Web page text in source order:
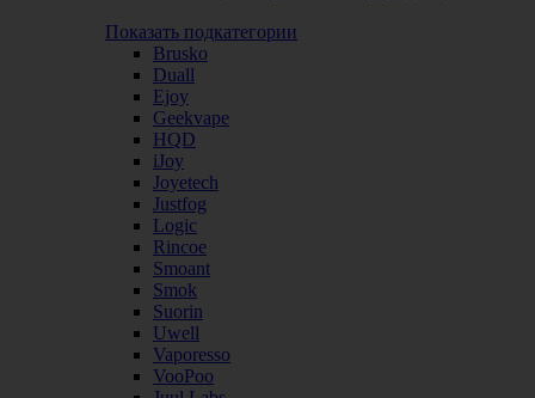
Показать подкатегории
Brusko
Duall
Ejoy
Geekvape
HQD
iJoy
Joyetech
Justfog
Logic
Rincoe
Smoant
Smok
Suorin
Uwell
Vaporesso
VooPoo